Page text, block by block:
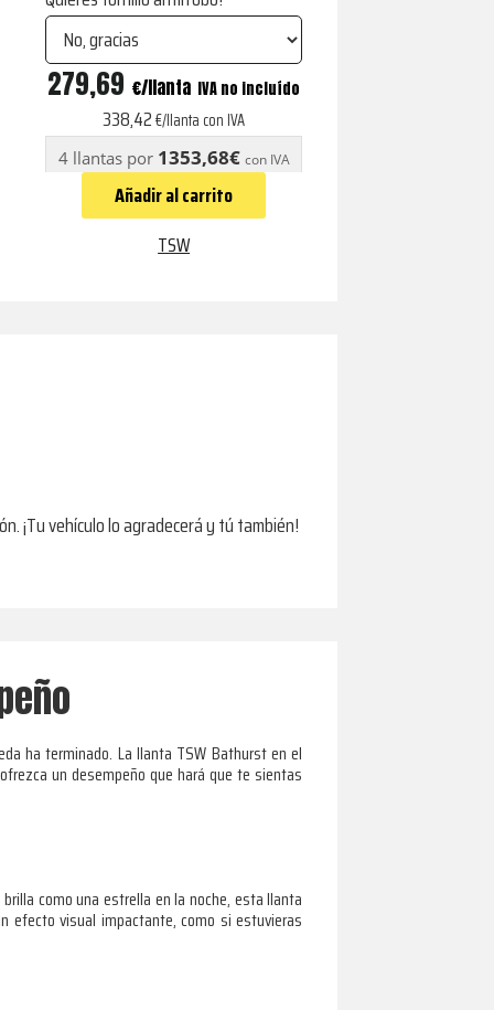
BATHURST
W/
MIRROR
279,69 € IVA no incluído
338,42€/llanta con IVA
4 llantas por 1353,68€ con IVA
Añadir al carrito
TSW
¡Tu vehículo lo agradecerá y tú también!
ha terminado. La llanta TSW Bathurst en el
un desempeño que hará que te sientas
como una estrella en la noche, esta llanta
efecto visual impactante, como si estuvieras